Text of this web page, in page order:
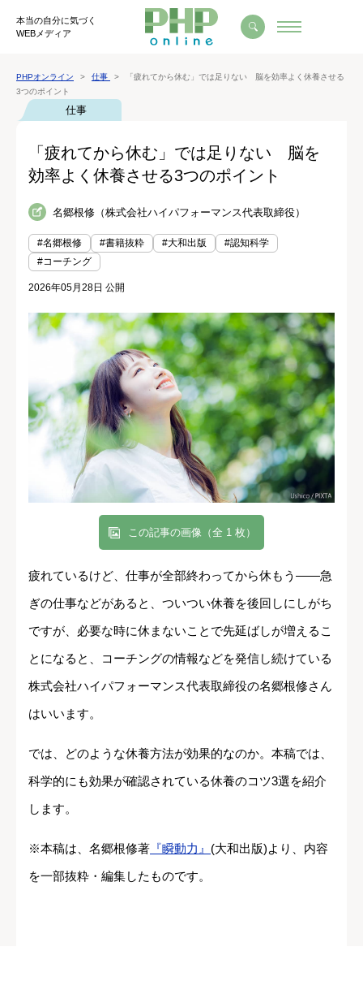
本当の自分に気づく
WEBメディア
PHPオンライン 仕事
「疲れてから休む」では足りない 脳を効率よく休養させる
3つのポイント
仕事
「疲れてから休む」では足りない 脳を
効率よく休養させる3つのポイント
名郷根修（株式会社ハイパフォーマンス代表取締役）
#名郷根修 #書籍抜粋 #大和出版
#認知科学
#コーチング
2026年05月28日 公開
この記事の画像（全 1 枚）
疲れているけど、仕事が全部終わってから休もう――急
ぎの仕事などがあると、ついつい休養を後回しにしがち
ですが、必要な時に休まないことで先延ばしが増えるこ
とになると、コーチングの情報などを発信し続けている
株式会社ハイパフォーマンス代表取締役の名郷根修さん
はいいます。
では、どのような休養方法が効果的なのか。本稿では、
科学的にも効果が確認されている休養のコツ3選を紹介
します。
※本稿は、名郷根修著 『瞬動力』 (大和出版)より、内容
を一部抜粋・編集したものです。